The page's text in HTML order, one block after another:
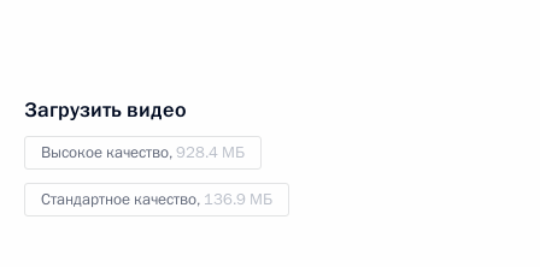
Загрузить видео
Высокое качество,928.4 МБ
Стандартное качество, 136.9 МБ